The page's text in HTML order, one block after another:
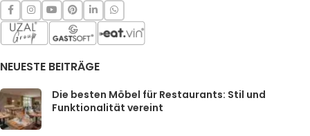
NEUESTE BEITRÄGE
Die besten Möbel für Restaurants: Stil und
Funktionalität vereint